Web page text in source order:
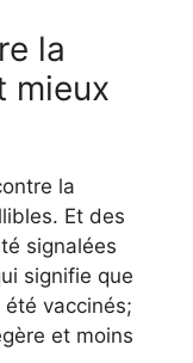
la
mieux
la
Et des
signalées
signifie que
vaccinés;
et moins